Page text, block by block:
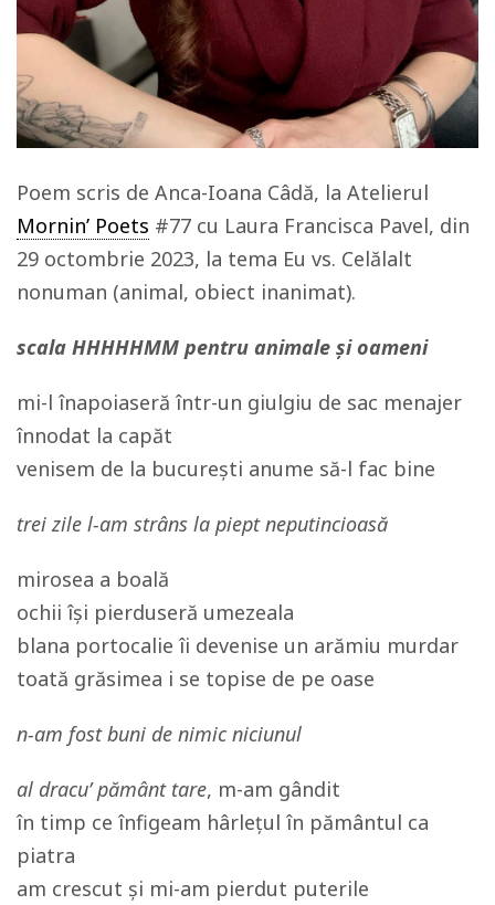
Poem scris de Anca-Ioana Câdă, la Atelierul
Mornin’ Poets #77 cu Laura Francisca Pavel, din
29 octombrie 2023, la tema Eu vs. Celălalt
nonuman (animal, obiect inanimat).
scala HHHHHMM pentru animale şi oameni
mi-l înapoiaseră într-un giulgiu de sac menajer
înnodat la capăt
venisem de la bucurești anume să-l fac bine
trei zile l-am strâns la piept neputincioasă
mirosea a boală
ochii îşi pierduseră umezeala
blana portocalie îi devenise un arămiu murdar
toată grăsimea i se topise de pe oase
n-am fost buni de nimic niciunul
al dracu’ pământ tare, m-am gândit
în timp ce înfigeam hârleţul în pământul ca
piatra
am crescut și mi-am pierdut puterile